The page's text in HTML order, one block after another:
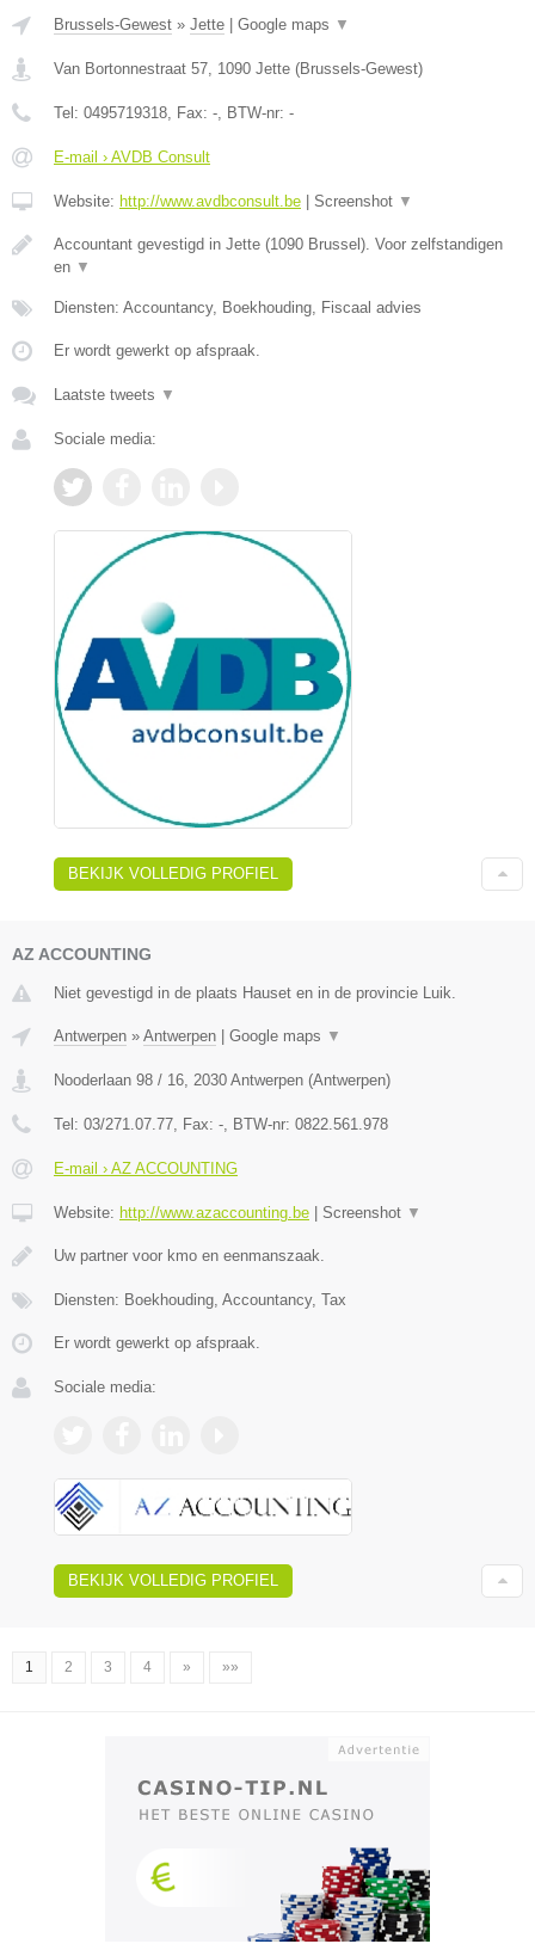
Brussels-Gewest » Jette | Google maps ▼
Van Bortonnestraat 57 1090 Jette (Brussels-Gewest)
Tel: 0495719318 , Fax: - , BTW-nr: -
E-mail › AVDB Consult
Website: http://www.avdbconsult.be | Screenshot ▼
Accountant gevestigd in Jette (1090 Brussel). Voor zelfstandigen
en ▼
Diensten: Accountancy, Boekhouding, Fiscaal advies
Er wordt gewerkt op afspraak.
Laatste tweets ▼
Sociale media:
BEKIJK VOLLEDIG PROFIEL
AZ ACCOUNTING
Niet gevestigd in de plaats Hauset en in de provincie Luik.
Antwerpen » Antwerpen | Google maps ▼
Nooderlaan 98 / 16 2030 Antwerpen (Antwerpen)
Tel: 03/271.07.77 , Fax: - , BTW-nr: 0822.561.978
E-mail › AZ ACCOUNTING
Website: http://www.azaccounting.be | Screenshot ▼
Uw partner voor kmo en eenmanszaak.
Diensten: Boekhouding, Accountancy, Tax
Er wordt gewerkt op afspraak.
Sociale media:
BEKIJK VOLLEDIG PROFIEL
1 2 3 4 » »»